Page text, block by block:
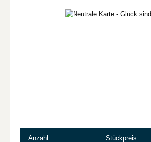
Bildergalerie überspringen
Anzahl Stückpreis